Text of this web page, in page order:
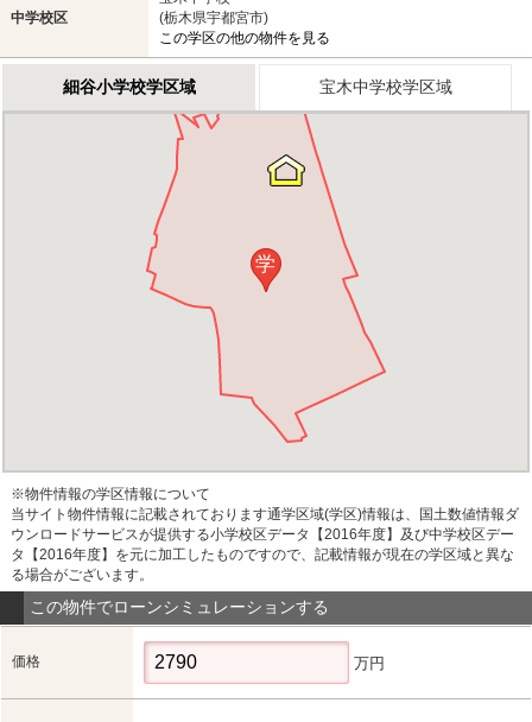
中学校区
(栃木県宇都宮市)
この学区の他の物件を見る
細谷小学校学区域 宝木中学校学区域
学
※物件情報の学区情報について
当サイト物件情報に記載されております通学区域(学区)情報は、国土数値情報ダ
ウンロードサービスが提供する小学校区データ【2016年度】及び中学校区デー
タ【2016年度】を元に加工したものですので、記載情報が現在の学区域と異な
る場合がございます。
この物件でローンシミュレーションする
価格 万円